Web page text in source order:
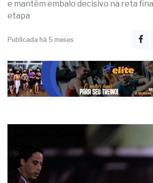
CAV chega a 24 pontos, confirma vaga
e mantém embalo decisivo na reta